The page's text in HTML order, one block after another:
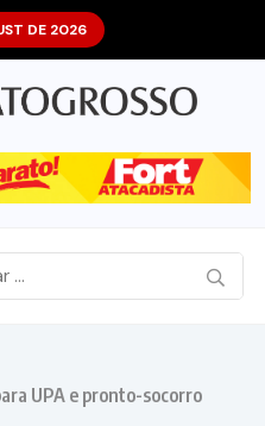
DE 2026
UPA e pronto-socorro